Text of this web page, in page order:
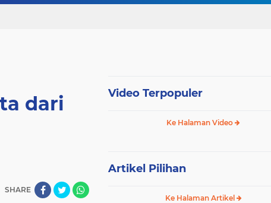
dari
SHARE
Video Terpopuler
Ke Halaman Video
Artikel Pilihan
Ke Halaman Artikel